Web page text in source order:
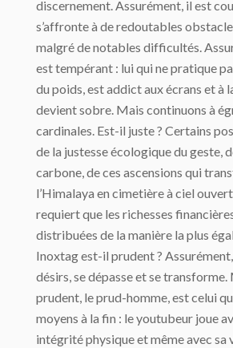
discernement. Assurément, il est
s’affronte à de redoutables
malgré de notables difficultés.
est tempérant : lui qui ne pratique
du poids, est addict aux écrans et à
devient sobre. Mais continuons à
cardinales. Est-il juste ? Certains
de la justesse écologique du geste,
carbone, de ces ascensions qui
l’Himalaya en cimetière à ciel
requiert que les richesses
distribuées de la manière la plus
Inoxtag est-il prudent ?
désirs, se dépasse et se transforme.
prudent, le prud-homme, est celui
moyens à la fin : le youtubeur joue
intégrité physique et même avec sa